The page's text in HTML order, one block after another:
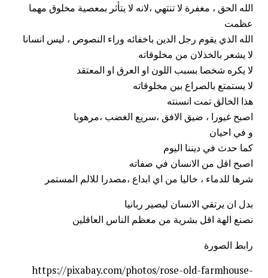
الله الحق ، مغفرة لا تنتهي ،لانه لا يتأثر بمعصية مخلوق مهما
عظمت
الله الذي يقوم رجل الدين باخفائه وراء النصوص ، ليس انسانا
لا يشعر بالخذلان من مخلوقاته
لا يكره شخصا بسبب اللون او العرق او المعتقد
لا يستمتع بالصراع بين مخلوقاته
هذا الخالق تمت انسنته
اصبح غيورا ، ضيق الافق ،سريع الغضب ،مرهوبا
و في احيان
كما حدث في ديننا اليوم
اصبح اقل من الانسان في صفاته
شرها للدماء ، خاليا من اي ابداع ،مصدرا للالم المستمر
بدل ان يرتقي الانسان ليصير ربانيا
نصنع الهة اقل بشرية من معظم الناس العاقلين
رابط الصورة
https://pixabay.com/photos/rose-old-farmhouse-